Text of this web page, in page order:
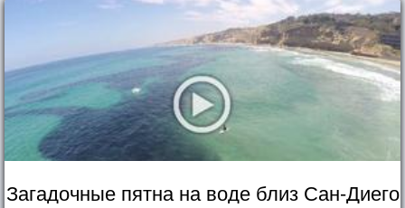
Загадочные пятна на воде близ Сан-Диего